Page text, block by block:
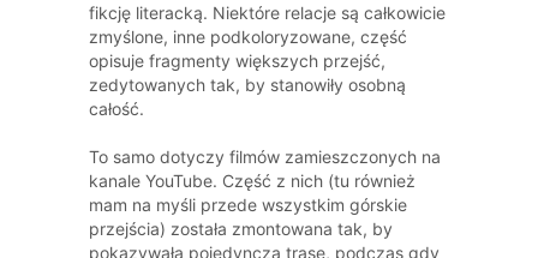
fikcję literacką. Niektóre relacje są całkowicie
zmyślone, inne podkoloryzowane, część
opisuje fragmenty większych przejść,
zedytowanych tak, by stanowiły osobną
całość.
To samo dotyczy filmów zamieszczonych na
kanale YouTube. Część z nich (tu również
mam na myśli przede wszystkim górskie
przejścia) została zmontowana tak, by
pokazywała pojedynczą trasę, podczas gdy